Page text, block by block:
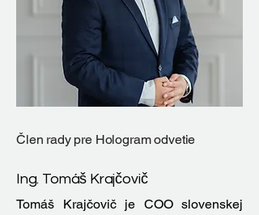
Člen rady pre Hologram odvetie
Ing. Tomáš Krajčovič
Tomáš Krajčovič je COO slovenskej